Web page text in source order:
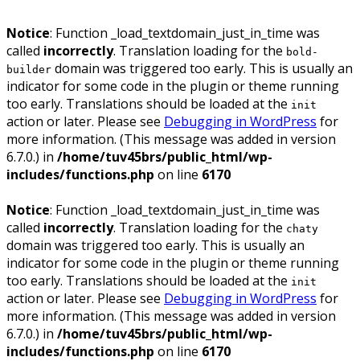
Notice: Function _load_textdomain_just_in_time was
called incorrectly. Translation loading for the bold-
builder domain was triggered too early. This is usually an
indicator for some code in the plugin or theme running
too early. Translations should be loaded at the init
action or later. Please see Debugging in WordPress for
more information. (This message was added in version
6.7.0.) in /home/tuv45brs/public_html/wp-
includes/functions.php on line 6170
Notice: Function _load_textdomain_just_in_time was
called incorrectly. Translation loading for the chaty
domain was triggered too early. This is usually an
indicator for some code in the plugin or theme running
too early. Translations should be loaded at the init
action or later. Please see Debugging in WordPress for
more information. (This message was added in version
6.7.0.) in /home/tuv45brs/public_html/wp-
includes/functions.php on line 6170